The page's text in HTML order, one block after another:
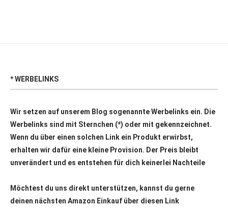
* WERBELINKS
Wir setzen auf unserem Blog sogenannte Werbelinks ein. Die
Werbelinks sind mit Sternchen (*) oder mit gekennzeichnet.
Wenn du über einen solchen Link ein Produkt erwirbst,
erhalten wir dafür eine kleine Provision. Der Preis bleibt
unverändert und es entstehen für dich keinerlei Nachteile
Möchtest du uns direkt unterstützen, kannst du gerne
deinen nächsten Amazon Einkauf über diesen Link